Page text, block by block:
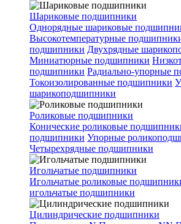
Шариковые подшипники
Однорядные шариковые
Высокотемпературные
подшипники Двухрядные
Миниатюрные подшипники
подшипники Радиально-упорные
Токоизолированные подшипники
шарикоподшипники
Роликовые подшипники
Конические роликовые
подшипники Упорные
Четырехрядные подшипники
Игольчатые подшипники
Игольчатые роликовые
игольчатые подшипники
Цилиндрические подшипники